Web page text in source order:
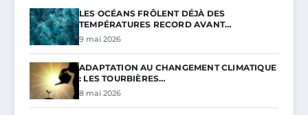
LES OCÉANS FRÔLENT DÉJÀ DES
TEMPÉRATURES RECORD AVANT…
9 mai 2026
ADAPTATION AU CHANGEMENT CLIMATIQUE
: LES TOURBIÈRES…
8 mai 2026